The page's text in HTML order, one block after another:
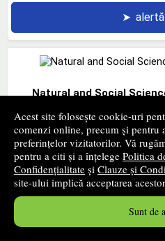
Acest site folosește cookie-uri
comenzi online, precum și pentru
preferințelor vizitatorilor. Vă
pentru a citi și a înțelege Politica
Confidențialitate și Clauze și
site-ului implică acceptarea
Sunt de
➤
Natural and Social
129
PRP:
stoc
➤